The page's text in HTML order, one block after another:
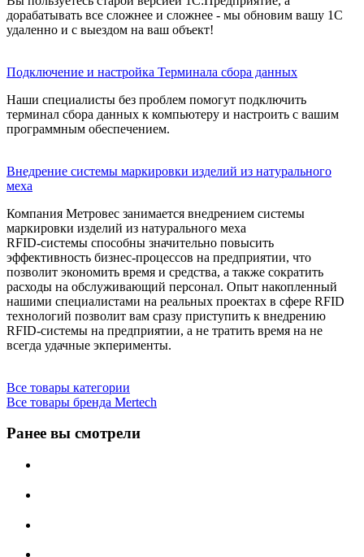
дорабатывать все сложнее и сложнее - мы обновим вашу 1С
удаленно и с выездом на ваш объект!
Подключение и настройка Терминала сбора данных
Наши специалисты без проблем помогут подключить
терминал сбора данных к компьютеру и настроить с вашим
программным обеспечением.
Внедрение системы маркировки изделий из натурального
меха
Компания Метровес занимается внедрением системы
маркировки изделий из натурального меха
RFID-системы способны значительно повысить
эффективность бизнес-процессов на предприятии, что
позволит экономить время и средства, а также сократить
расходы на обслуживающий персонал. Опыт накопленный
нашими специалистами на реальных проектах в сфере RFID
технологий позволит вам сразу приступить к внедрению
RFID-системы на предприятии, а не тратить время на не
всегда удачные экперименты.
Все товары категории
Все товары бренда Mertech
Ранее вы смотрели